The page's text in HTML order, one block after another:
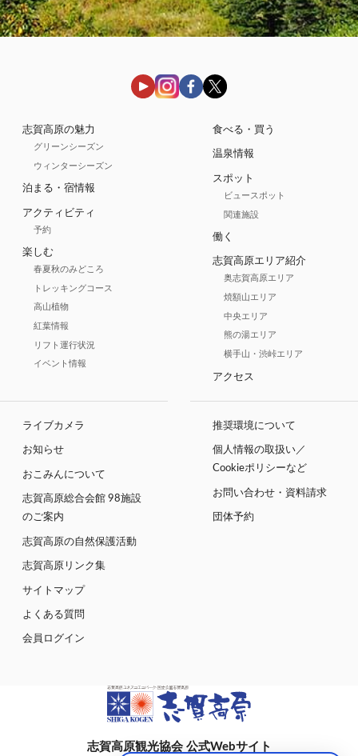
志賀高原の魅力
グリーンシーズン
ウィンターシーズン
泊まる・宿情報
アクティビティ
予約
楽しむ
春夏秋のみどころ
トレッキングコース
高山植物
紅葉情報
リフト運行状況
イベント情報
食べる・買う
温泉情報
スポット
ビュースポット
関連施設
働く
志賀高原エリア紹介
奥志賀高原エリア
焼額山エリア
中央エリア
熊の湯エリア
横手山・渋峠エリア
アクセス
ライブカメラ
お知らせ
おこみんについて
志賀高原総合会館 98施設
のご案内
志賀高原の自然保護活動
志賀高原リンク集
サイトマップ
よくある質問
会員ログイン
推奨環境について
個人情報の取扱い／
Cookieポリシーなど
お問い合わせ・資料請求
団体予約
志賀高原観光協会 公式Webサイト